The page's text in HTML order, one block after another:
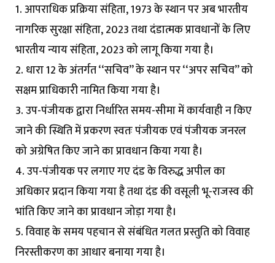
1. आपराधिक प्रक्रिया संहिता, 1973 के स्थान पर अब भारतीय
नागरिक सुरक्षा संहिता, 2023 तथा दंडात्मक प्रावधानों के लिए
भारतीय न्याय संहिता, 2023 को लागू किया गया है।
2. धारा 12 के अंतर्गत ‘‘सचिव’’ के स्थान पर ‘‘अपर सचिव’’ को
सक्षम प्राधिकारी नामित किया गया है।
3. उप-पंजीयक द्वारा निर्धारित समय-सीमा में कार्यवाही न किए
जाने की स्थिति में प्रकरण स्वतः पंजीयक एवं पंजीयक जनरल
को अग्रेषित किए जाने का प्रावधान किया गया है।
4. उप-पंजीयक पर लगाए गए दंड के विरुद्ध अपील का
अधिकार प्रदान किया गया है तथा दंड की वसूली भू-राजस्व की
भांति किए जाने का प्रावधान जोड़ा गया है।
5. विवाह के समय पहचान से संबंधित गलत प्रस्तुति को विवाह
निरस्तीकरण का आधार बनाया गया है।